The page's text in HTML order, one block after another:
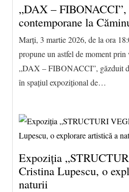
„DAX – FIBONACCI”,
contemporane la
Marți, 3 martie 2026, de la ora
propune un astfel de moment
„DAX – FIBONACCI”, găzduit
în spațiul expozițional de…
Expoziția
Cristina Lupescu, o
naturii